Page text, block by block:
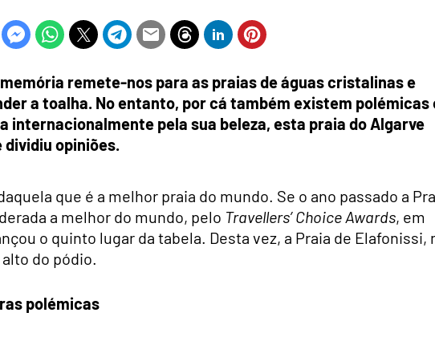
remete-nos para as praias de águas cristalinas e
a toalha. No entanto, por cá também existem polémicas
internacionalmente pela sua beleza, esta praia do Algarve
opiniões.
que é a melhor praia do mundo. Se o ano passado a
a melhor do mundo, pelo Travellers’ Choice Awards, em
o quinto lugar da tabela. Desta vez, a Praia de Elafonissi,
do pódio.
polémicas